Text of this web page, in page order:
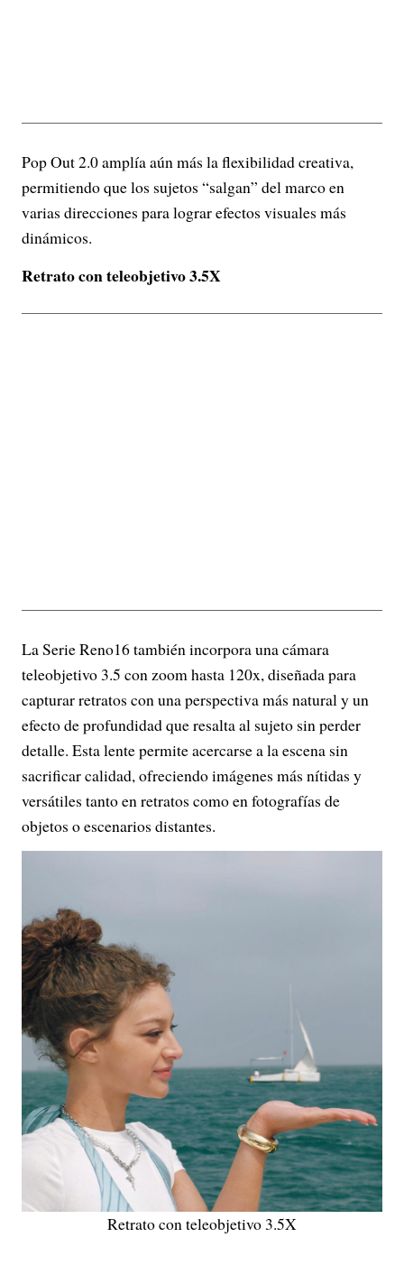
Pop Out 2.0 amplía aún más la flexibilidad creativa,
permitiendo que los sujetos “salgan” del marco en
varias direcciones para lograr efectos visuales más
dinámicos.
Retrato con teleobjetivo 3.5X
La Serie Reno16 también incorpora una cámara
teleobjetivo 3.5 con zoom hasta 120x, diseñada para
capturar retratos con una perspectiva más natural y un
efecto de profundidad que resalta al sujeto sin perder
detalle. Esta lente permite acercarse a la escena sin
sacrificar calidad, ofreciendo imágenes más nítidas y
versátiles tanto en retratos como en fotografías de
objetos o escenarios distantes.
Retrato con teleobjetivo 3.5X